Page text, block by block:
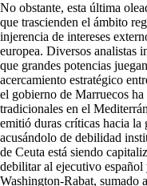
No obstante, esta última
que trascienden el ámbito
injerencia de intereses
europea. Diversos analistas
que grandes potencias
acercamiento estratégico
el gobierno de Marruecos
tradicionales en el
emitió duras críticas hacia la
acusándolo de debilidad
de Ceuta está siendo
debilitar al ejecutivo
Washington-Rabat, sumado